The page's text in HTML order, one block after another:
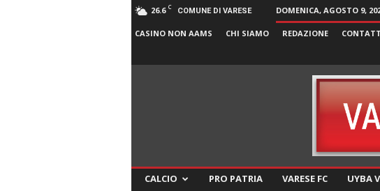
26.6 C COMUNE DI VARESE DOMENICA, AGOSTO 9,
CASINO NON AAMS CHI SIAMO REDAZIONE
CALCIO PRO PATRIA VARESE FC UYBA